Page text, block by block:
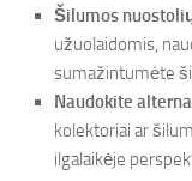
Šilumos
užuolaidomis,
sumažintumėte
Naudokite
kolektoriai ar
ilgalaikėje